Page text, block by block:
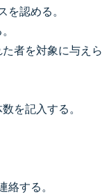
認める。
者を対象に与えら
を記入する。
する。